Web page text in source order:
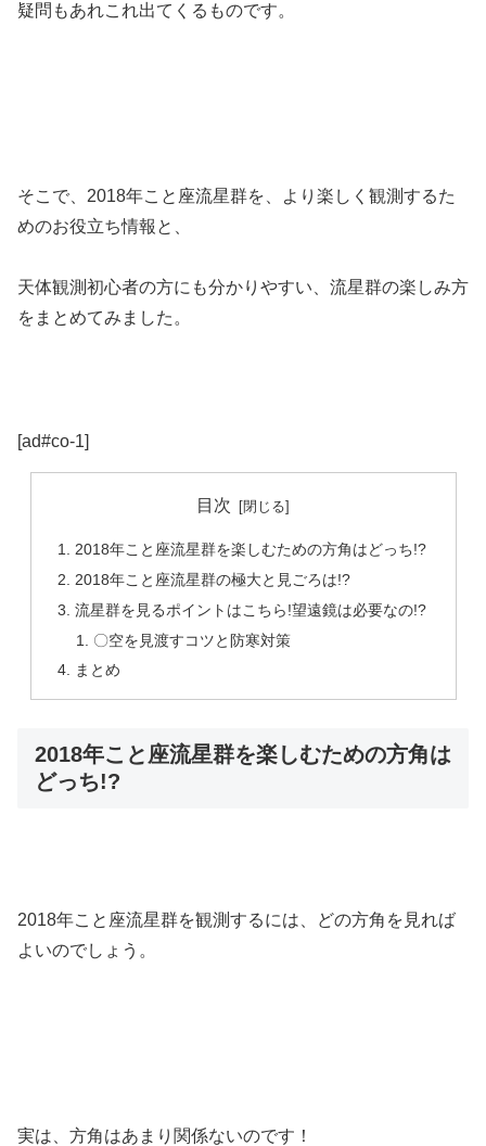
疑問もあれこれ出てくるものです。
そこで、2018年こと座流星群を、より楽しく観測するた
めのお役立ち情報と、
天体観測初心者の方にも分かりやすい、流星群の楽しみ方
をまとめてみました。
[ad#co-1]
目次
2018年こと座流星群を楽しむための方角はどっち!?
2018年こと座流星群の極大と見ごろは!?
流星群を見るポイントはこちら!望遠鏡は必要なの!?
〇空を見渡すコツと防寒対策
まとめ
2018年こと座流星群を楽しむための方角は
どっち!?
2018年こと座流星群を観測するには、どの方角を見れば
よいのでしょう。
実は、方角はあまり関係ないのです！